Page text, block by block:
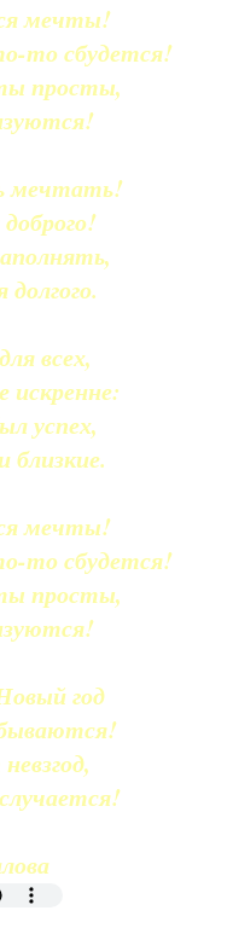
мечты!
то сбудется!
просты,
мечтать!
всех,
успех,
близкие.
мечты!
то сбудется!
просты,
год